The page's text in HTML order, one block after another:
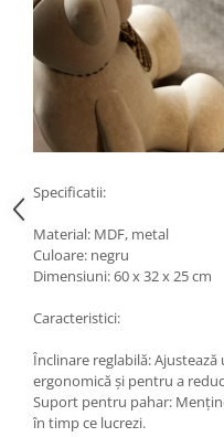
Specificatii:
Material: MDF, metal
Culoare: negru
Dimensiuni: 60 x 32 x 25 cm
Caracteristici:
Înclinare reglabilă:
ergonomică și pentru a
Suport pentru pahar:
în timp ce lucrezi.